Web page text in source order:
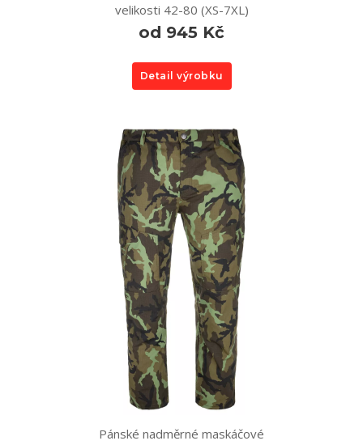
velikosti 42-80 (XS-7XL)
od 945 Kč
Detail výrobku
Pánské nadměrné maskáčové